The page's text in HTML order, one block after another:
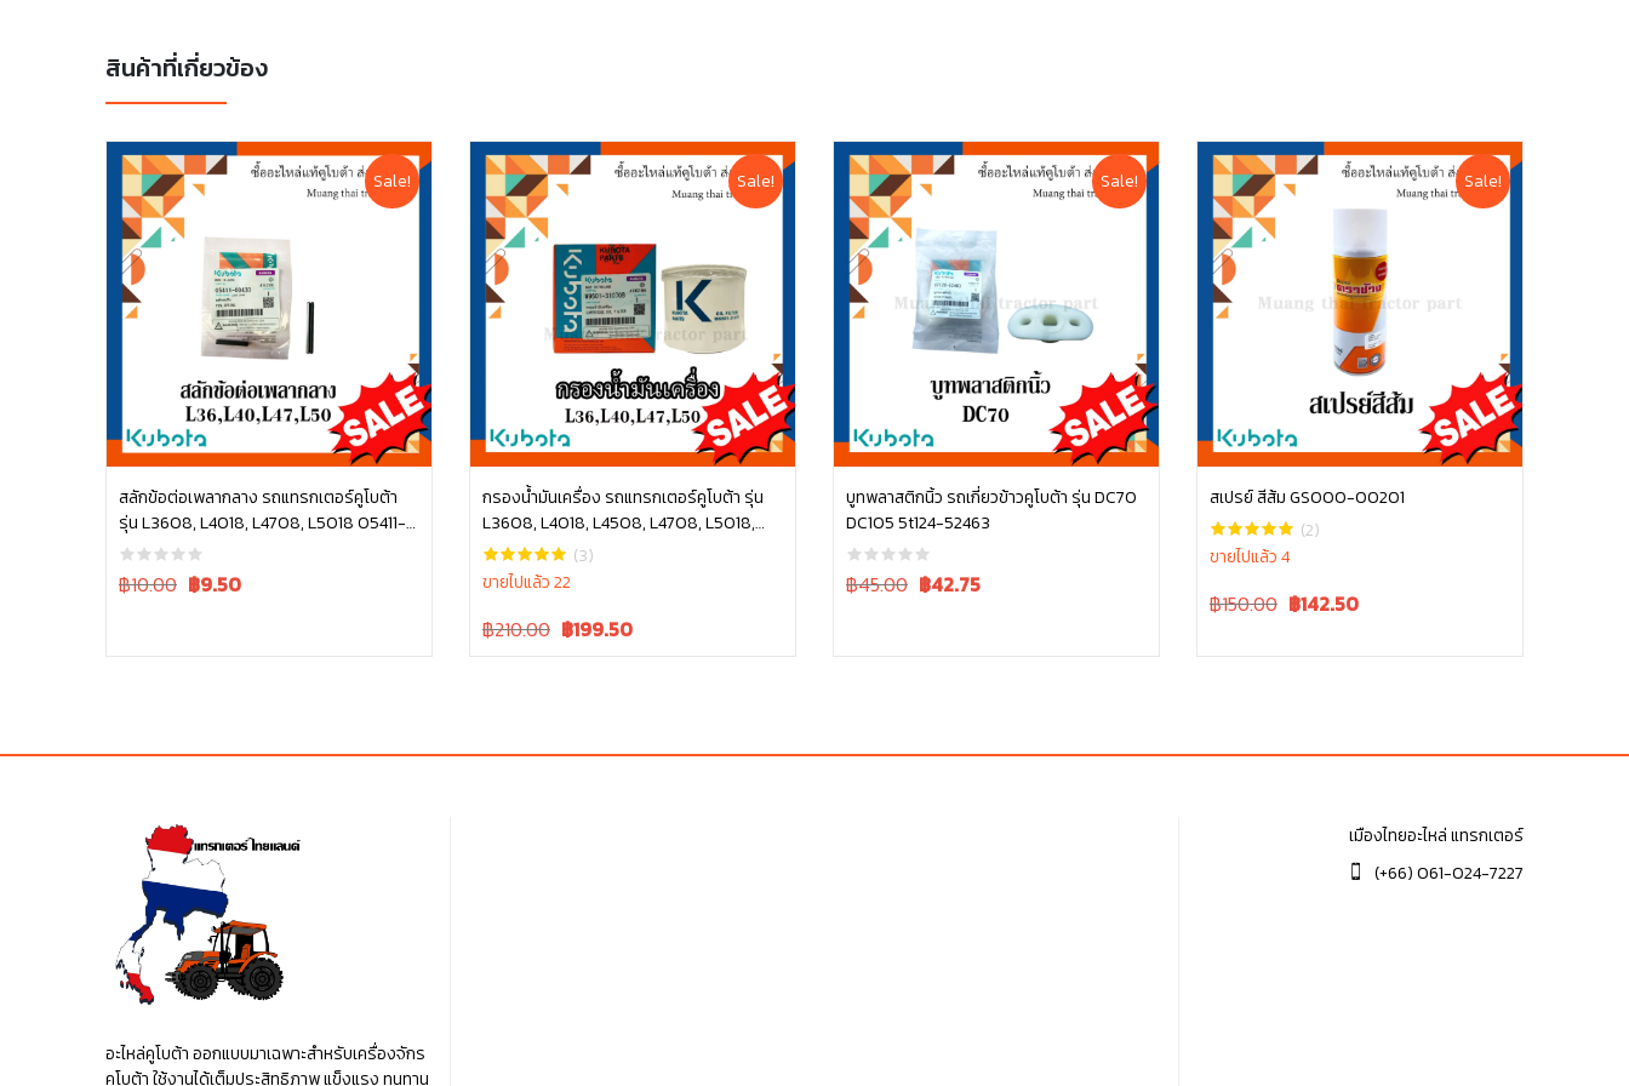
สินค้าที่เกี่ยวข้อง
Sale!
สลักข้อต่อเพลากลาง รถแทรกเตอร์คูโบต้า
รุ่น L3608, L4018, L4708, L5018 05411-
00430
Original
฿10.00 Current
฿9.50
หยิบใส่ตะกร้า
Sale!
กรองน้ำมันเครื่อง รถแทรกเตอร์คูโบต้า รุ่น
L3608, L4018, L4508, L4708, L5018,
M6040 , W9501-31070B
(3)
ขายไปแล้ว 22
Original
฿210.00 Current
฿199.50
หยิบใส่ตะกร้า
Sale!
บูทพลาสติกนิ้ว รถเกี่ยวข้าวคูโบต้า รุ่น DC70
DC105 5t124-52463
Original
฿45.00 Current
฿42.75
หยิบใส่ตะกร้า
Sale!
สเปรย์ สีส้ม GS000-00201
(2)
ขายไปแล้ว 4
Original
฿150.00 Current
฿142.50
หยิบใส่ตะกร้า
อะไหล่คูโบต้า ออกแบบมาเฉพาะสำหรับเครื่องจักร
คูโบต้า ใช้งานได้เต็มประสิทธิภาพ แข็งแรง ทนทาน
เมืองไทยอะไหล่ แทรกเตอร์
(+66) 061-024-7227